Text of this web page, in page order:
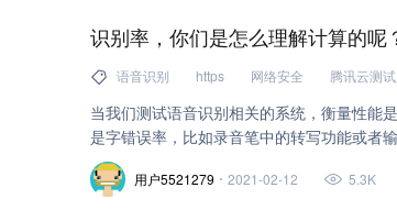
二叉树 (1)
cdn (1) selenium (1)
powershell (1)
安全漏洞 (1) 系统
腾讯云开发者社区 (1)
信息流 (1)
任务调度 (1)
识别率，你们是怎么理解计算的呢
语音识别 https 网络安全 腾讯云测
当我们测试语音识别相关的系统，衡量性能
是字错误率，比如录音笔中的转写功能或者
因此也需要测试相关的指标。
用户5521279 2021-02-12 5.3K